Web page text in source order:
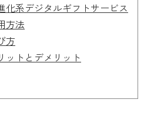
化系デジタルギフトサービス
方法
方
ットとデメリット